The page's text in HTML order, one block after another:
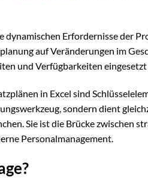
dynamischen Erfordernisse der
auf Veränderungen im
und Verfügbarkeiten
in Excel sind
sondern dient
Sie ist die Brücke zwischen
Personalmanagement.